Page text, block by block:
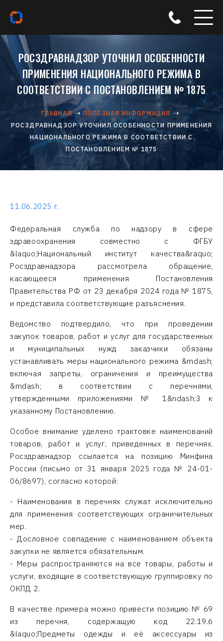
РОСЗДРАВНАДЗОР УТОЧНИЛ ОСОБЕННОСТИ
ПРИМЕНЕНИЯ НАЦИОНАЛЬНОГО РЕЖИМА В
СООТВЕТСТВИИ С ПОСТАНОВЛЕНИЕМ № 1875
ГЛАВНАЯ
ПОЛЕЗНАЯ ИНФОРМАЦИЯ
РОСЗДРАВНАДЗОР УТОЧНИЛ ОСОБЕННОСТИ ПРИМЕНЕНИЯ
НАЦИОНАЛЬНОГО РЕЖИМА В СООТВЕТСТВИИ С
ПОСТАНОВЛЕНИЕМ № 1875
11.06.2025 г.
Федеральная служба по надзору в сфере
здравоохранения совместно с ФГБУ
&laquo;Национальный институт качества&raquo;
Росздравнадзора рассмотрела обращение,
касающееся применения Постановления
Правительства РФ от 23 декабря 2024 года № 1875,
и представила соответствующие разъяснения.
Ведомство подтвердило, что при проведении
закупок товаров, работ и услуг для государственных
и муниципальных нужд заказчики обязаны
устанавливать меры национального режима &mdash;
включая запреты, ограничения и преимущества
&mdash; в соответствии с перечнями,
утвержденными приложениями № 1&ndash;3 к
указанному Постановлению.
Особое внимание уделено трактовке наименований
товаров, работ и услуг, приведенных в перечнях.
Росздравнадзор ссылается на позицию Минфина
России (письмо от 31 января 2025 года № 24-01-
06/8697), согласно которой:
- Наименования в перечнях служат исключительно
для применения соответствующих ограничительных
мер.
- Дословное совпадение с наименованием объекта
закупки не является обязательным.
- Меры распространяются на все товары, работы и
услуги, входящие в соответствующую группировку по
ОКПД 2.
В качестве примера можно привести позицию № 69
из перечня, содержащую код 22.19.6
&laquo;Предметы одежды и её аксессуары из